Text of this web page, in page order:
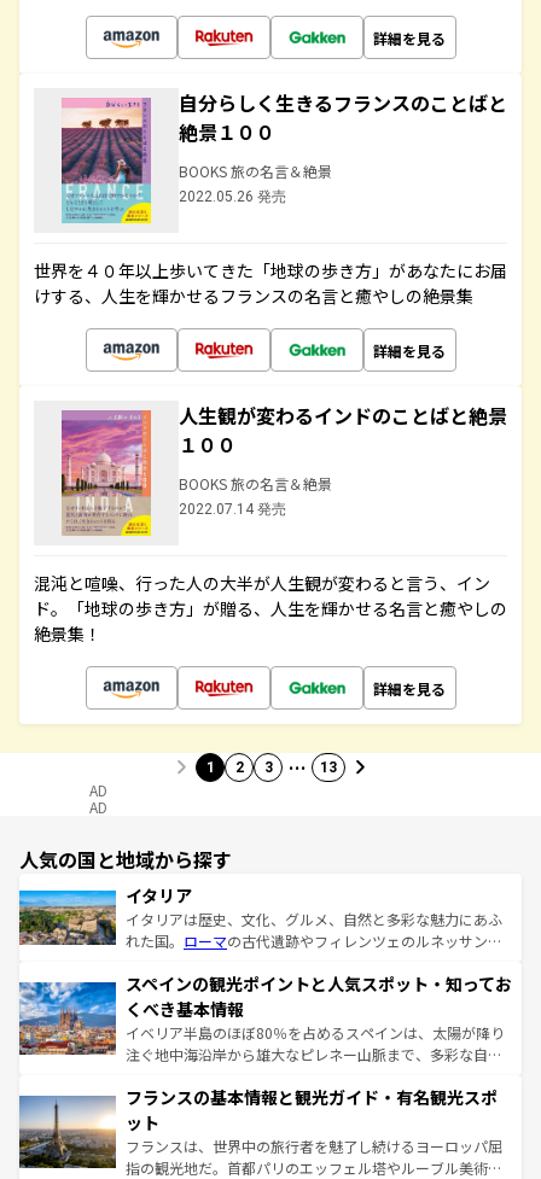
詳細を見る
自分らしく生きるフランスのことばと
絶景１００
BOOKS 旅の名言＆絶景
2022.05.26 発売
世界を４０年以上歩いてきた「地球の歩き方」があなたにお届
けする、人生を輝かせるフランスの名言と癒やしの絶景集
詳細を見る
人生観が変わるインドのことばと絶景
１００
BOOKS 旅の名言＆絶景
2022.07.14 発売
混沌と喧噪、行った人の大半が人生観が変わると言う、イン
ド。「地球の歩き方」が贈る、人生を輝かせる名言と癒やしの
絶景集！
詳細を見る
1 2 3 … 13
AD
AD
人気の国と地域から探す
イタリア
イタリアは歴史、文化、グルメ、自然と多彩な魅力にあふ
れた国。 ローマの古代遺跡やフィレンツェのルネッサンス
ろん、トスカーナの美しい田園風景やアマルフィ海岸の絶
景など、自然景観も見逃せない。観光の合間には、本場の
ピザやパスタなど、絶品のイタリア料理を堪能することも
できる。朝目覚めてから夜眠るまで、すべての瞬間を楽し
なお、新着のイタリア情報はコンテンツ一覧を参照してほ
しい。
スペインの観光ポイントと人気スポット・知ってお
くべき基本情報
イベリア半島のほぼ80％を占めるスペインは、太陽が降り
注ぐ地中海沿岸から雄大なピレネー山脈まで、多彩な自然
文化が根付くこの国では、情熱的なフラメンコ、熱気あふ
れる闘牛、そして美味しいタパスが生活の一部となってい
る。首都マドリードの洗練された雰囲気や、バルセロナの
アートに溢れた街角から、地方では古代ローマ遺跡や中世
フランスの基本情報と観光ガイド・有名観光スポ
ット
フランスは、世界中の旅行者を魅了し続けるヨーロッパ屈
指の観光地だ。首都パリのエッフェル塔やルーブル美術館